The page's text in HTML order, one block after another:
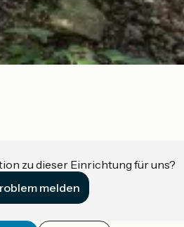
zu dieser Einrichtung für uns?
melden